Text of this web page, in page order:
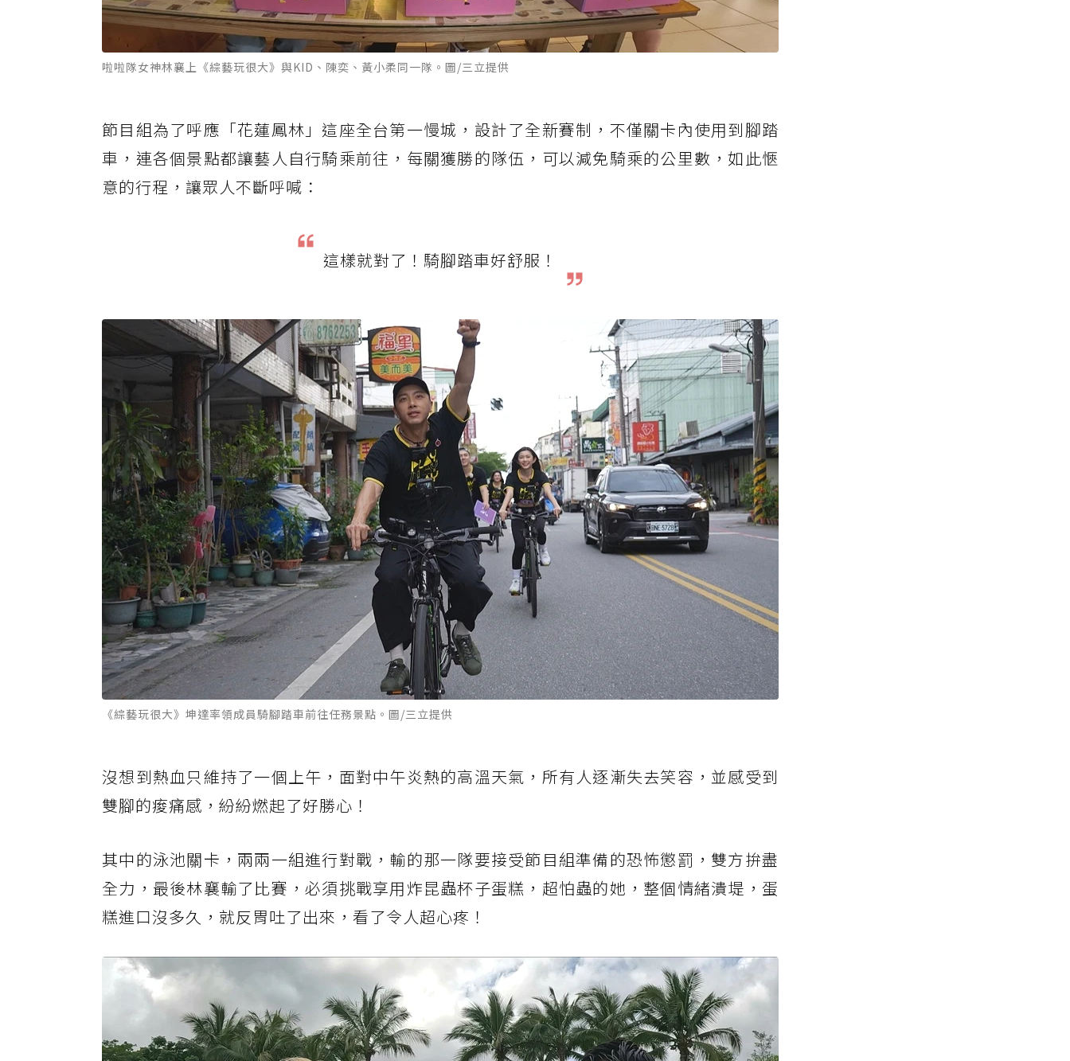
啦啦隊女神林襄上《綜藝玩很大》與KID、陳奕、黃小柔同一隊。圖/三立提供
節目組為了呼應「花蓮鳳林」這座全台第一慢城，設計了全新賽制，不僅關卡內使用到腳踏
車，連各個景點都讓藝人自行騎乘前往，每關獲勝的隊伍，可以減免騎乘的公里數，如此愜
意的行程，讓眾人不斷呼喊：
這樣就對了！騎腳踏車好舒服！
《綜藝玩很大》坤達率領成員騎腳踏車前往任務景點。圖/三立提供
沒想到熱血只維持了一個上午，面對中午炎熱的高溫天氣，所有人逐漸失去笑容，並感受到
雙腳的痠痛感，紛紛燃起了好勝心！
其中的泳池關卡，兩兩一組進行對戰，輸的那一隊要接受節目組準備的恐怖懲罰，雙方拚盡
全力，最後林襄輸了比賽，必須挑戰享用炸昆蟲杯子蛋糕，超怕蟲的她，整個情緒潰堤，蛋
糕進口沒多久，就反胃吐了出來，看了令人超心疼！